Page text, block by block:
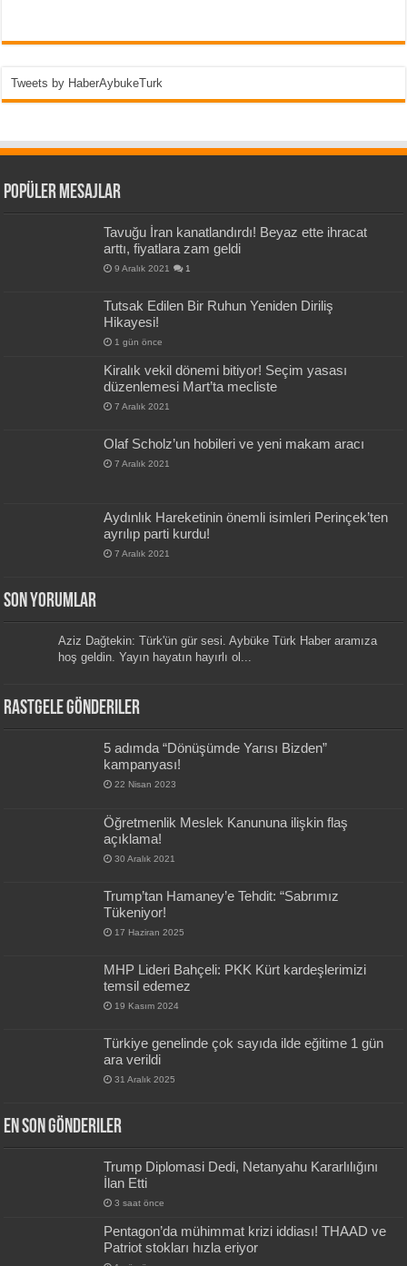
Tweets by HaberAybukeTurk
Popüler Mesajlar
Tavuğu İran kanatlandırdı! Beyaz ette ihracat
arttı, fiyatlara zam geldi
9 Aralık 2021 1
Tutsak Edilen Bir Ruhun Yeniden Diriliş
Hikayesi!
1 gün önce
Kiralık vekil dönemi bitiyor! Seçim yasası
düzenlemesi Mart’ta mecliste
7 Aralık 2021
Olaf Scholz’un hobileri ve yeni makam aracı
7 Aralık 2021
Aydınlık Hareketinin önemli isimleri Perinçek’ten
ayrılıp parti kurdu!
7 Aralık 2021
Son Yorumlar
Aziz Dağtekin: Türk'ün gür sesi. Aybüke Türk Haber aramıza
hoş geldin. Yayın hayatın hayırlı ol...
Rastgele Gönderiler
5 adımda “Dönüşümde Yarısı Bizden”
kampanyası!
22 Nisan 2023
Öğretmenlik Meslek Kanununa ilişkin flaş
açıklama!
30 Aralık 2021
Trump’tan Hamaney’e Tehdit: “Sabrımız
Tükeniyor!
17 Haziran 2025
MHP Lideri Bahçeli: PKK Kürt kardeşlerimizi
temsil edemez
19 Kasım 2024
Türkiye genelinde çok sayıda ilde eğitime 1 gün
ara verildi
31 Aralık 2025
En Son Gönderiler
Trump Diplomasi Dedi, Netanyahu Kararlılığını
İlan Etti
3 saat önce
Pentagon’da mühimmat krizi iddiası! THAAD ve
Patriot stokları hızla eriyor